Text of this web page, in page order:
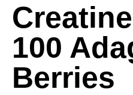
100
Berries